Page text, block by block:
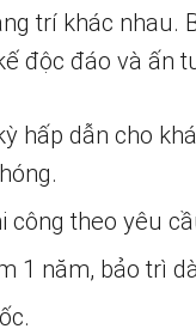
trí khác nhau.
độc đáo và ấn
hấp dẫn cho
công theo yêu
1 năm, bảo trì